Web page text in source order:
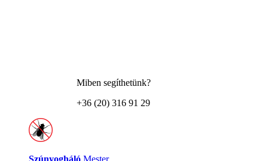
Miben segíthetünk?
+36 (20) 316 91 29
Szúnyogháló Mester